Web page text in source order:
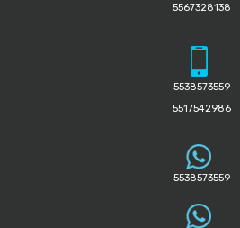
5567328138
5538573559
5517542986
5538573559